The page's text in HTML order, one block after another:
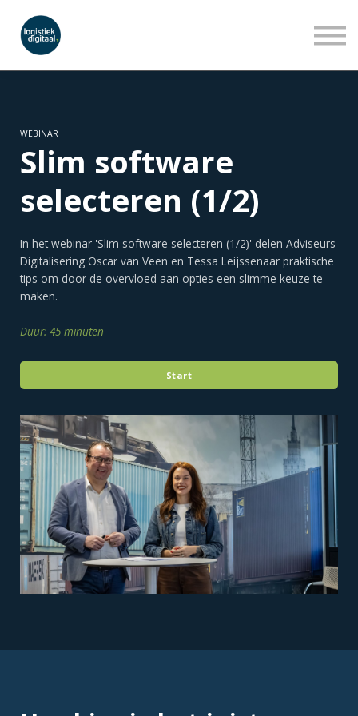
OVER ONS
WEBINAR
Slim software
selecteren (1/2)
In het webinar 'Slim software selecteren (1/2)' delen Adviseurs
Digitalisering Oscar van Veen en Tessa Leijssenaar praktische
tips om door de overvloed aan opties een slimme keuze te
maken.
Duur: 45 minuten
Start